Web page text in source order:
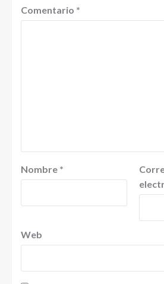
Comentario *
Nombre *
Web